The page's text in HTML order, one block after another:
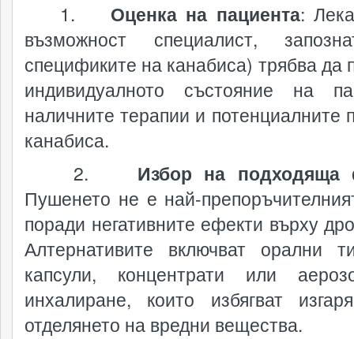
1. Оценка на пациента:
възможност специалист,
спецификите на канабиса) трябва да
индивидуалното състояние на
наличните терапии и потенциалните
канабиса.
2. Избор на подходяща
Пушенето не е най-
поради негативните ефекти върху
Алтернативите включват орални
капсули, концентрати или
инхалиране, които избягват
отделянето на вредни вещества.